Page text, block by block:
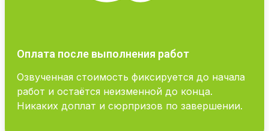
Оплата после выполнения работ
Озвученная стоимость фиксируется до начала
работ и остаётся неизменной до конца.
Никаких доплат и сюрпризов по завершении.